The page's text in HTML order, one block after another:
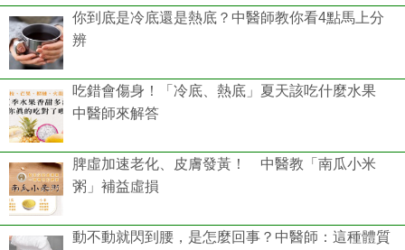
你到底是冷底還是熱底？中醫師教你看4點馬上分
辨
吃錯會傷身！「冷底、熱底」夏天該吃什麼水果
中醫師來解答
脾虛加速老化、皮膚發黃！ 中醫教「南瓜小米
粥」補益虛損
動不動就閃到腰，是怎麼回事？中醫師：這種體質